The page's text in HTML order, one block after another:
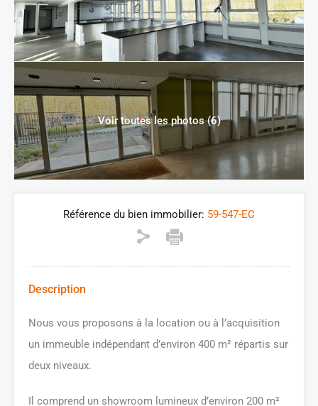
Voir toutes les photos (6)
Référence du bien immobilier: 59-547-EC
Description
Nous vous proposons à la location ou à l’acquisition
un immeuble indépendant d’environ 400 m² répartis sur
deux niveaux.
Il comprend un showroom lumineux d’environ 200 m²